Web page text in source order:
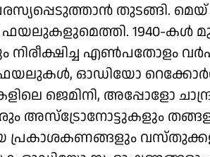
തുടങ്ങി. മെയ്
ഫയലുകളുമെത്തി. 1940-
നിരീക്ഷിച്ച എണ്‍പതോളം
ഓഡിയോ
ജെമിനി, അപ്പോളോ
അസ്‌ട്രോനോട്ടുകളും
വസ്തുക്കളും